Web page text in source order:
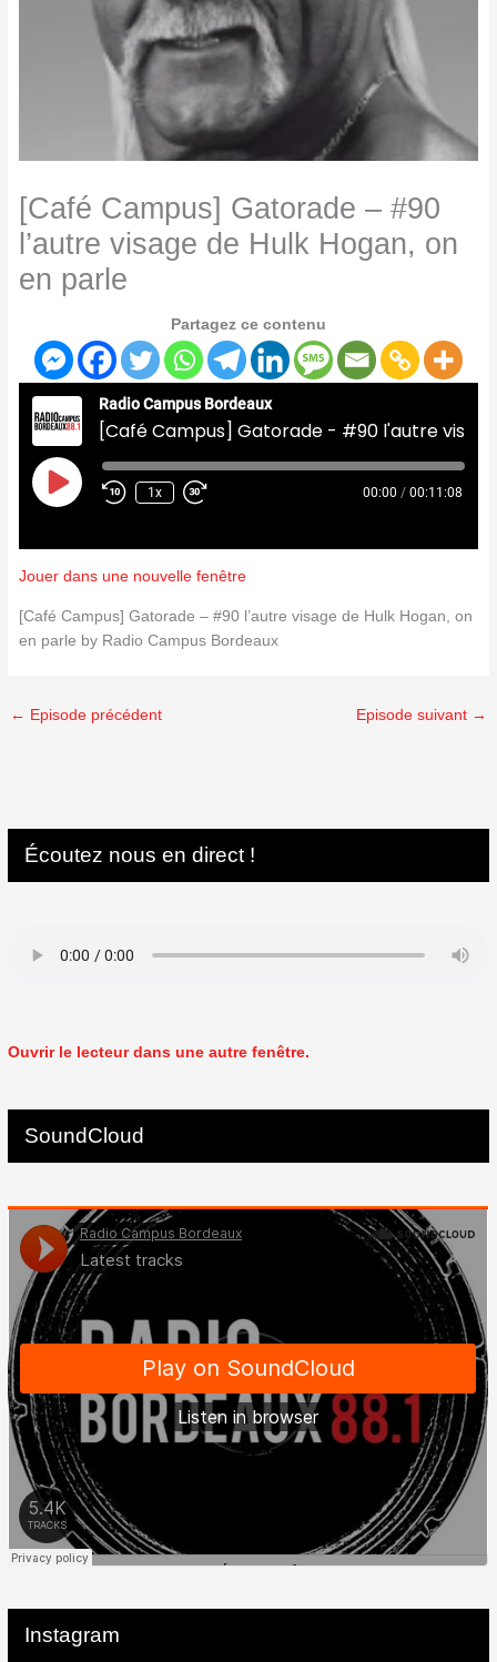
[Café Campus] Gatorade – #90
l’autre visage de Hulk Hogan, on
en parle
Partagez ce contenu
Radio Campus Bordeaux
Play
Episode
1x 00:00 / 00:11:08
Jouer dans une nouvelle fenêtre
[Café Campus] Gatorade – #90 l’autre visage de Hulk Hogan, on
en parle by Radio Campus Bordeaux
← Episode précédent Episode suivant →
Écoutez nous en direct !
Ouvrir le lecteur dans une autre fenêtre.
SoundCloud
Instagram